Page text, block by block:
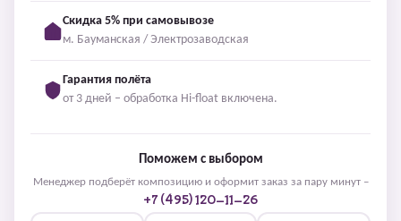
Скидка 5% при самовывозе
м. Бауманская / Электрозаводская
Гарантия полёта
от 3 дней – обработка Hi-float включена.
Поможем с выбором
Менеджер подберёт композицию и оформит заказ за пару минут –
+7 (495) 120-11-26